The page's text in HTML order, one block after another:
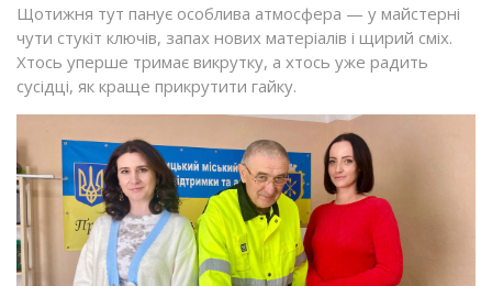
Щотижня тут панує особлива атмосфера — у майстерні
чути стукіт ключів, запах нових матеріалів і щирий сміх.
Хтось уперше тримає викрутку, а хтось уже радить
сусідці, як краще прикрутити гайку.